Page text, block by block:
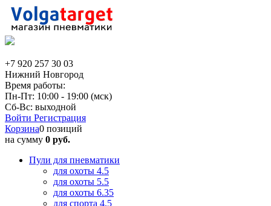
+7 920 257 30 03
Нижний Новгород
Время работы:
Пн-Пт: 10:00 - 19:00 (мск)
Сб-Вс: выходной
Войти Регистрация
Корзина0 позиций
на сумму 0 руб.
Пули для пневматики
для охоты 4.5
для охоты 5.5
для охоты 6.35
для спорта 4.5